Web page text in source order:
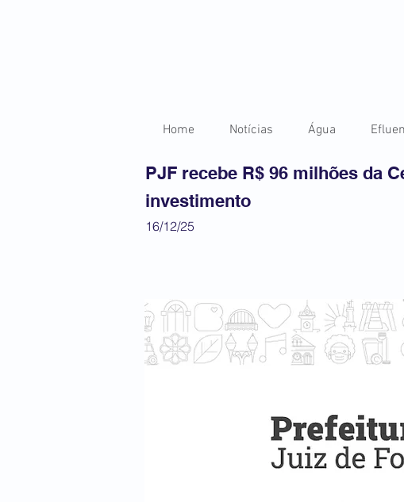
Home Notícias Água
PJF recebe R$ 96 milhões da
investimento
16/12/25